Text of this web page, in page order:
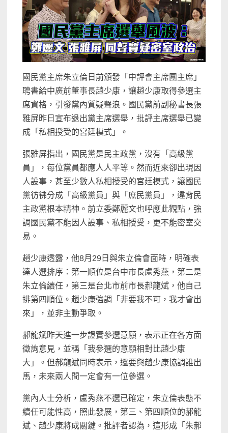
國民黨主席朱立倫日前頒發「中評會主席團主席」
聘書給中廣前董事長趙少康，讓趙少康取得參選主
席資格，引發黨內質疑聲浪。國民黨前副秘書長張
雅屏昨日宣布退出黨主席選舉，批評主席選舉已變
成「私相授受的宮廷模式」。
張雅屏指出，國民黨是民主政黨，沒有「高級黨
員」，每位黨員都應人人平等。然而近來卻出現因
人設事，甚至少數人私相授受的宮廷模式，讓國民
黨彷彿分成「高級黨員」與「庶民黨員」，違背民
主政黨根本精神。前立委鄭麗文也呼應此觀點，強
調國民黨不能因人設事、私相授受，更不能密室交
易。
趙少康透露，他8月29日與朱立倫會面時，明確表
達人選排序：第一順位是台中市長盧秀燕，第二是
朱立倫續任，第三是台北市前市長郝龍斌，他自己
排第四順位。趙少康強調「非要我不可，我才會出
來」，並非主動爭取。
郝龍斌昨天進一步證實參選意願，表示正在各方面
徵詢意見，並稱「我參選的意願相對比趙少康
大」。但郝龍斌同時表示，還要與趙少康協調誰出
馬，未來兩人間一定會有一位參選。
黨內人士分析，盧秀燕不選已確定，朱立倫表態不
續任可能性高，照此發展，第三、第四順位的郝龍
斌、趙少康將成關鍵。批評者認為，這形成「朱郝